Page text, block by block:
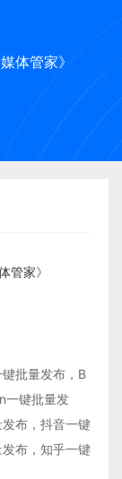
体管家》
管家》
批量发布，B
一键批量发
布，抖音一键
布，知乎一键